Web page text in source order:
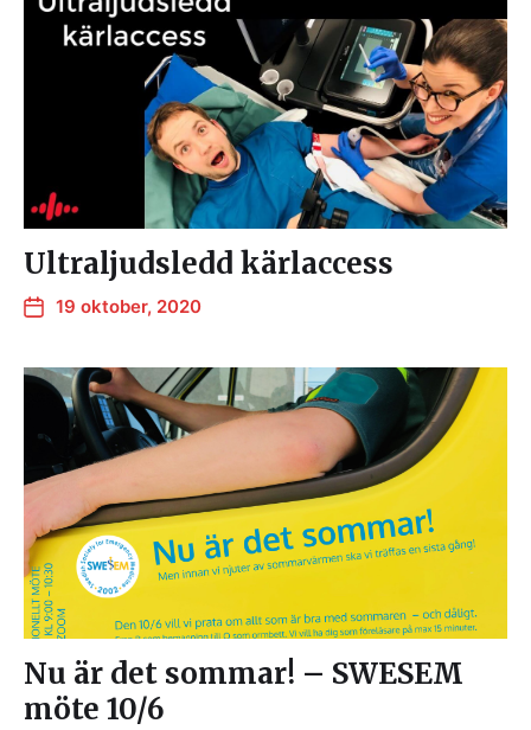
Ultraljudsledd kärlaccess
19 oktober, 2020
Nu är det sommar! – SWESEM
möte 10/6